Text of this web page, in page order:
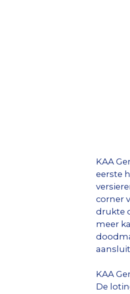
KAA
eerste
corner
drukte
meer
KAA
De